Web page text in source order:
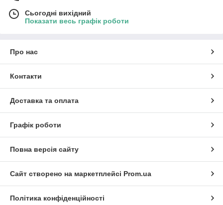
Сьогодні вихідний
Показати весь графік роботи
Про нас
Контакти
Доставка та оплата
Графік роботи
Повна версія сайту
Сайт створено на маркетплейсі Prom.ua
Політика конфіденційності